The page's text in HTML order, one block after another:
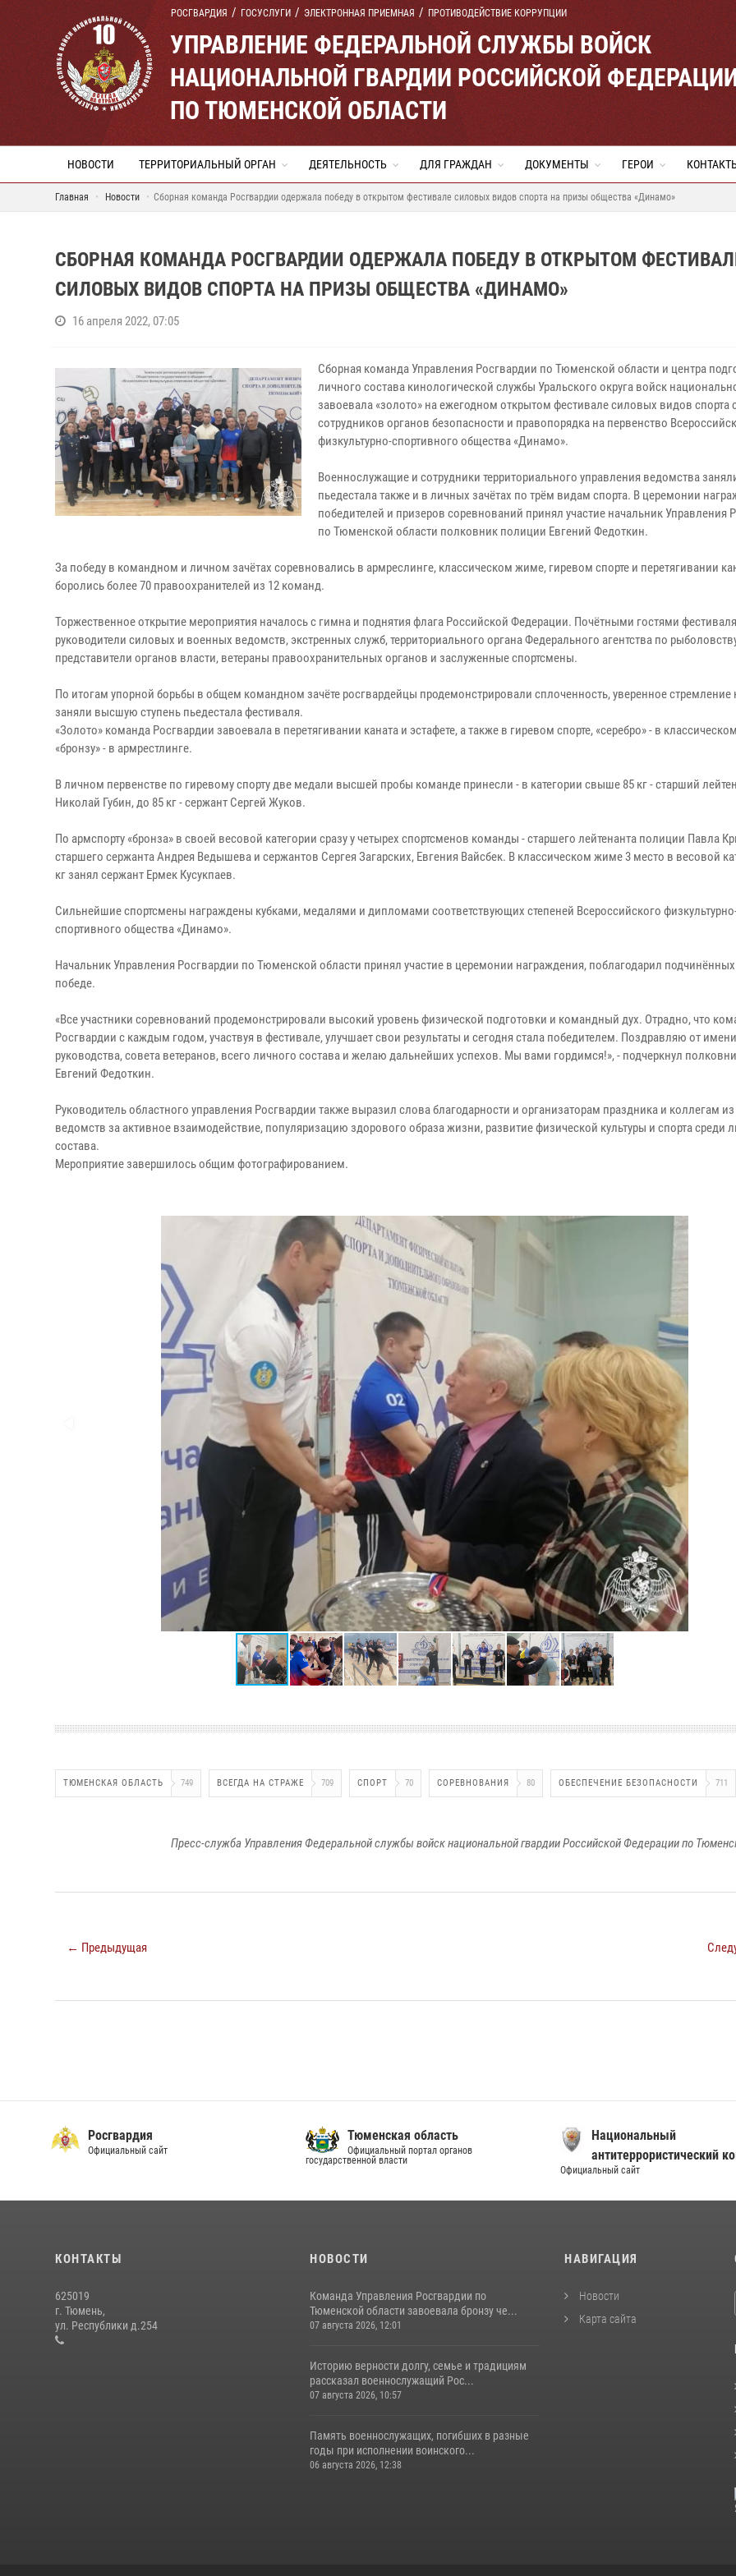
РОСГВАРДИЯ ГОСУСЛУГИ ЭЛЕКТРОННАЯ ПРИЕМНАЯ ПРОТИВОДЕЙСТВИЕ КОРРУПЦИИ
УПРАВЛЕНИЕ ФЕДЕРАЛЬНОЙ СЛУЖБЫ ВОЙСК
НАЦИОНАЛЬНОЙ ГВАРДИИ РОССИЙСКОЙ
ПО ТЮМЕНСКОЙ ОБЛАСТИ
НОВОСТИ ТЕРРИТОРИАЛЬНЫЙ ОРГАН ДЕЯТЕЛЬНОСТЬ ДЛЯ ГРАЖДАН ДОКУМЕНТЫ ГЕРОИ
Главная Новости Сборная команда Росгвардии одержала победу в открытом фестивале силовых видов спорта на призы общества «Динамо»
СБОРНАЯ КОМАНДА РОСГВАРДИИ ОДЕРЖАЛА ПОБЕДУ В ОТКРЫТОМ
СИЛОВЫХ ВИДОВ СПОРТА НА ПРИЗЫ ОБЩЕСТВА «ДИНАМО»
16 апреля 2022, 07:05
Сборная команда Управления Росгвардии по Тюменской области и центра
личного состава кинологической службы Уральского округа войск
завоевала «золото» на ежегодном открытом фестивале силовых видов спорта
сотрудников органов безопасности и правопорядка на первенство
физкультурно-спортивного общества «Динамо».
Военнослужащие и сотрудники территориального управления ведомства
пьедестала также и в личных зачётах по трём видам спорта. В церемонии
победителей и призеров соревнований принял участие начальник Управления
по Тюменской области полковник полиции Евгений Федоткин.
За победу в командном и личном зачётах соревновались в армреслинге, классическом жиме, гиревом спорте и перетягивании
боролись более 70 правоохранителей из 12 команд.
Торжественное открытие мероприятия началось с гимна и поднятия флага Российской Федерации. Почётными гостями
руководители силовых и военных ведомств, экстренных служб, территориального органа Федерального агентства по
представители органов власти, ветераны правоохранительных органов и заслуженные спортсмены.
По итогам упорной борьбы в общем командном зачёте росгвардейцы продемонстрировали сплоченность, уверенное стремление
заняли высшую ступень пьедестала фестиваля.
«Золото» команда Росгвардии завоевала в перетягивании каната и эстафете, а также в гиревом спорте, «серебро» - в
«бронзу» - в армрестлинге.
В личном первенстве по гиревому спорту две медали высшей пробы команде принесли - в категории свыше 85 кг - старший
Николай Губин, до 85 кг - сержант Сергей Жуков.
По армспорту «бронза» в своей весовой категории сразу у четырех спортсменов команды - старшего лейтенанта полиции Павла
старшего сержанта Андрея Ведышева и сержантов Сергея Загарских, Евгения Вайсбек. В классическом жиме 3 место в весовой
кг занял сержант Ермек Кусукпаев.
Сильнейшие спортсмены награждены кубками, медалями и дипломами соответствующих степеней Всероссийского
спортивного общества «Динамо».
Начальник Управления Росгвардии по Тюменской области принял участие в церемонии награждения, поблагодарил
победе.
«Все участники соревнований продемонстрировали высокий уровень физической подготовки и командный дух. Отрадно, что
Росгвардии с каждым годом, участвуя в фестивале, улучшает свои результаты и сегодня стала победителем. Поздравляю от имени
руководства, совета ветеранов, всего личного состава и желаю дальнейших успехов. Мы вами гордимся!», - подчеркнул
Евгений Федоткин.
Руководитель областного управления Росгвардии также выразил слова благодарности и организаторам праздника и коллегам из
ведомств за активное взаимодействие, популяризацию здорового образа жизни, развитие физической культуры и спорта среди
состава.
Мероприятие завершилось общим фотографированием.
ТЮМЕНСКАЯ ОБЛАСТЬ 749 ВСЕГДА НА СТРАЖЕ 709 СПОРТ 70 СОРЕВНОВАНИЯ 80 ОБЕСПЕЧЕНИЕ БЕЗОПАСНОСТИ 711
Пресс-служба Управления Федеральной службы войск национальной гвардии Российской Федерации по
← Предыдущая
Росгвардия
Официальный сайт
Тюменская область
Официальный портал органов
государственной власти
Национальный
антитеррористический
Официальный сайт
КОНТАКТЫ
625019
г. Тюмень,
ул. Республики д.254
НОВОСТИ
Команда Управления Росгвардии по
Тюменской области завоевала бронзу че...
07 августа 2026, 12:01
Историю верности долгу, семье и традициям
рассказал военнослужащий Рос...
07 августа 2026, 10:57
Память военнослужащих, погибших в разные
годы при исполнении воинского...
06 августа 2026, 12:38
НАВИГАЦИЯ
Новости
Карта сайта